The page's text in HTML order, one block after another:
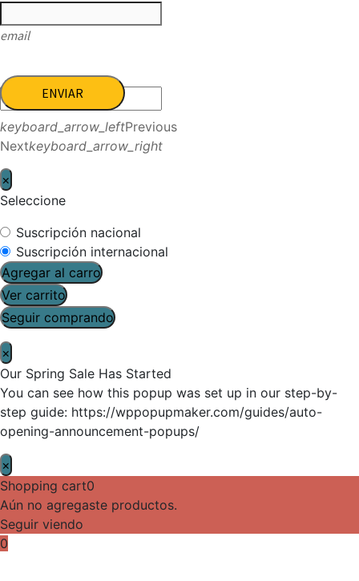
email
ENVIAR
keyboard_arrow_leftPrevious
Nextkeyboard_arrow_right
×
Seleccione
Suscripción nacional
Suscripción internacional
Agregar al carro
Ver carrito
Seguir comprando
×
Our Spring Sale Has Started
You can see how this popup was set up in our step-by-
step guide: https://wppopupmaker.com/guides/auto-
opening-announcement-popups/
×
Shopping cart0
Aún no agregaste productos.
Seguir viendo
0